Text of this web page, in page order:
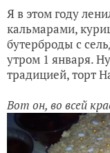
Я в этом году
кальмарами,
бутерброды с
утром 1 января.
традицией, торт
Вот он, во всей